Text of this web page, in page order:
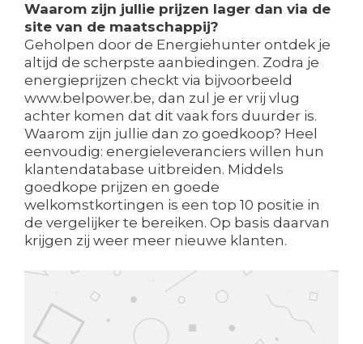
Waarom zijn jullie prijzen lager dan via de
site van de maatschappij?
Geholpen door de Energiehunter ontdek je
altijd de scherpste aanbiedingen. Zodra je
energieprijzen checkt via bijvoorbeeld
www.belpower.be, dan zul je er vrij vlug
achter komen dat dit vaak fors duurder is.
Waarom zijn jullie dan zo goedkoop? Heel
eenvoudig: energieleveranciers willen hun
klantendatabase uitbreiden. Middels
goedkope prijzen en goede
welkomstkortingen is een top 10 positie in
de vergelijker te bereiken. Op basis daarvan
krijgen zij weer meer nieuwe klanten.